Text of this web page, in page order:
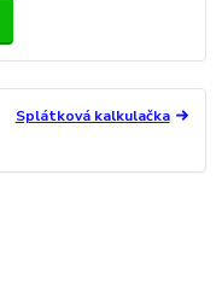
Splátková kalkulačka